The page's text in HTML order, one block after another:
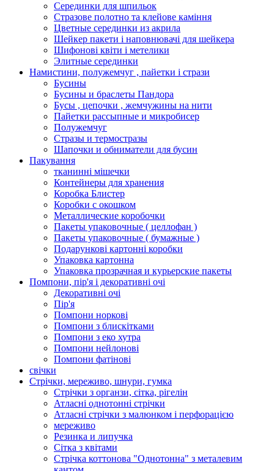
Серединки для шпильок
Стразове полотно та клейове каміння
Цветные серединки из акрила
Шейкер пакети і наповнювачі для шейкера
Шифонові квіти і метелики
Элитные серединки
Намистини, полужемчуг , пайетки і стрази
Бусины
Бусины и браслеты Пандора
Бусы , цепочки , жемчужины на нити
Пайетки рассыпные и микробисер
Полужемчуг
Стразы и термостразы
Шапочки и обниматели для бусин
Пакування
тканинні мішечки
Контейнеры для хранения
Коробка Блистер
Коробки с окошком
Металлические коробочки
Пакеты упаковочные ( целлофан )
Пакеты упаковочные ( бумажные )
Подарункові картонні коробки
Упаковка картонна
Упаковка прозрачная и курьерские пакеты
Помпони, пір'я і декоративні очі
Декоративні очі
Пір'я
Помпони норкові
Помпони з блискітками
Помпони з еко хутра
Помпони нейлонові
Помпони фатінові
свічки
Стрічки, мереживо, шнури, гумка
Стрічки з органзи, сітка, рігелін
Атласні однотонні стрічки
Атласні стрічки з малюнком і перфорацією
мереживо
Резинка и липучка
Сітка з квітами
Стрічка коттонова "Однотонна" з металевим